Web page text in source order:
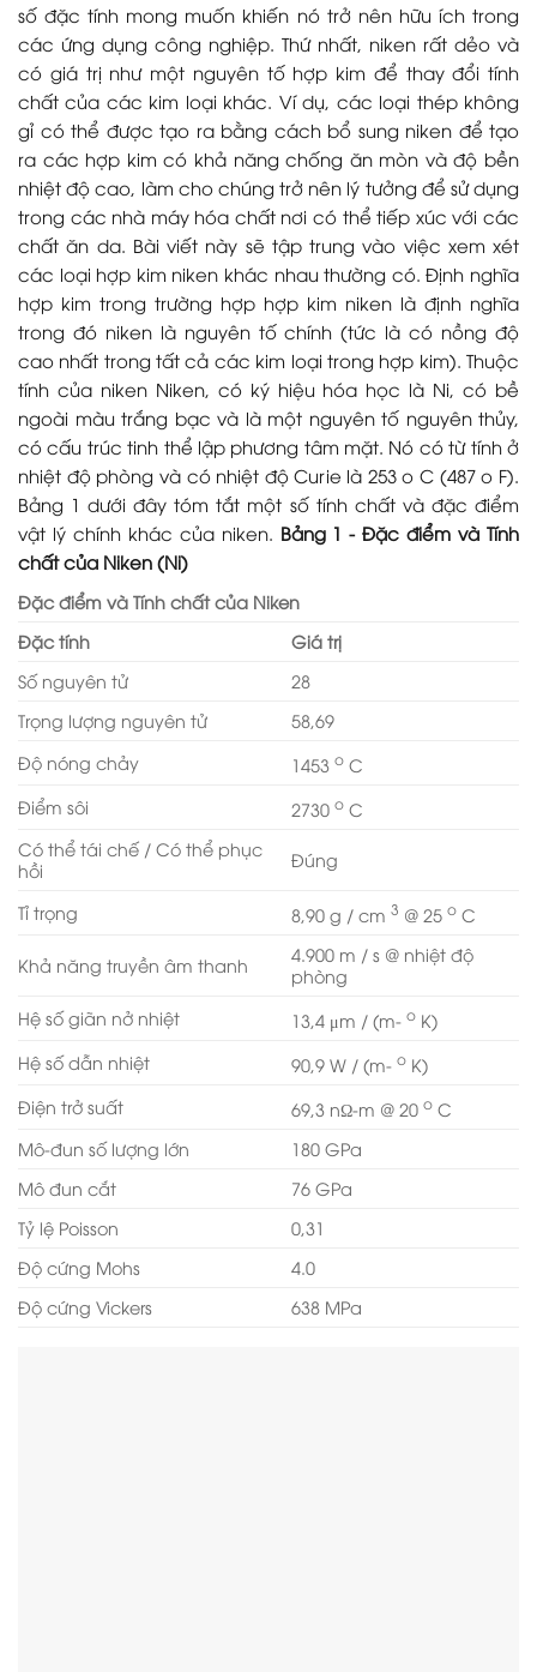
số đặc tính mong muốn khiến nó trở nên hữu ích trong
các ứng dụng công nghiệp. Thứ nhất, niken rất dẻo và
có giá trị như một nguyên tố hợp kim để thay đổi tính
chất của các kim loại khác. Ví dụ, các loại thép không
gỉ có thể được tạo ra bằng cách bổ sung niken để tạo
ra các hợp kim có khả năng chống ăn mòn và độ bền
nhiệt độ cao, làm cho chúng trở nên lý tưởng để sử dụng
trong các nhà máy hóa chất nơi có thể tiếp xúc với các
chất ăn da. Bài viết này sẽ tập trung vào việc xem xét
các loại hợp kim niken khác nhau thường có. Định nghĩa
hợp kim trong trường hợp hợp kim niken là định nghĩa
trong đó niken là nguyên tố chính (tức là có nồng độ
cao nhất trong tất cả các kim loại trong hợp kim). Thuộc
tính của niken Niken, có ký hiệu hóa học là Ni, có bề
ngoài màu trắng bạc và là một nguyên tố nguyên thủy,
có cấu trúc tinh thể lập phương tâm mặt. Nó có từ tính ở
nhiệt độ phòng và có nhiệt độ Curie là 253 o C (487 o F).
Bảng 1 dưới đây tóm tắt một số tính chất và đặc điểm
vật lý chính khác của niken. Bảng 1 - Đặc điểm và Tính
chất của Niken (Ni)
Đặc điểm và Tính chất của Niken
Đặc tính
Giá trị
Số nguyên tử
28
Trọng lượng nguyên tử
58,69
Độ nóng chảy
1453o C
Điểm sôi
2730o C
Có thể tái chế / Có thể phục
hồi
Đúng
Tỉ trọng 8,90 g / cm3 @ 25o C
Khả năng truyền âm thanh
4.900 m / s @ nhiệt độ
phòng
Hệ số giãn nở nhiệt
13,4 μm / (m-o K)
Hệ số dẫn nhiệt
90,9 W / (m-o K)
Điện trở suất
69,3 nΩ-m @ 20o C
Mô-đun số lượng lớn
180 GPa
Mô đun cắt
76 GPa
Tỷ lệ Poisson
0,31
Độ cứng Mohs
4.0
Độ cứng Vickers
638 MPa